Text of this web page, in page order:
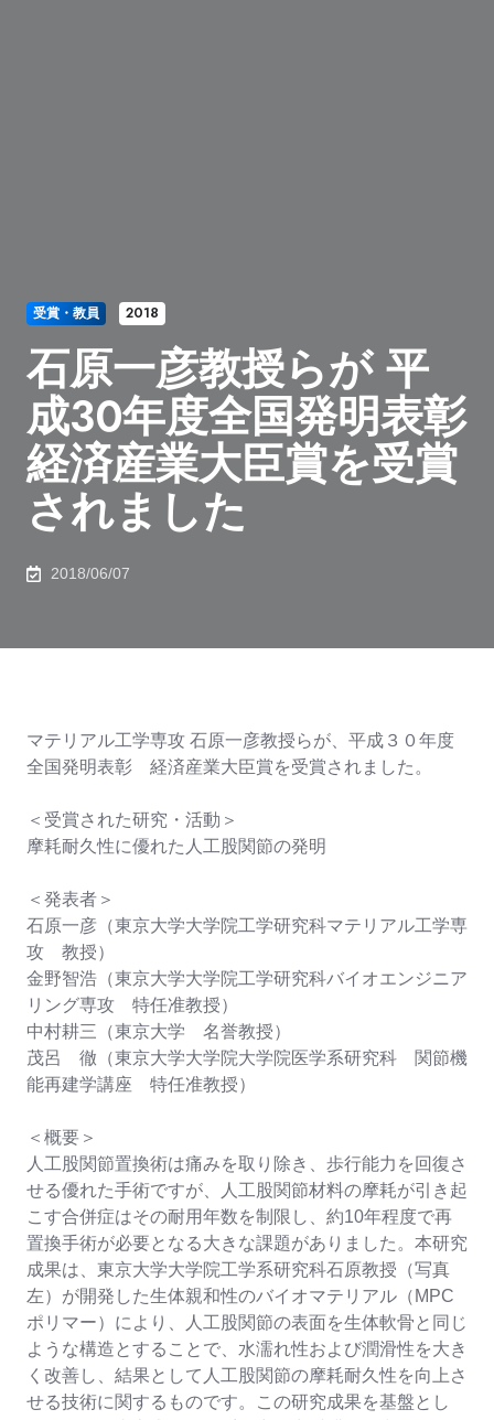
受賞・教員 2018
石原一彦教授らが 平
成３０年度全国発明表彰
経済産業大臣賞を受賞
されました
2018/06/07
マテリアル工学専攻 石原一彦教授らが、平成３０年度
全国発明表彰 経済産業大臣賞を受賞されました。
＜受賞された研究・活動＞
摩耗耐久性に優れた人工股関節の発明
＜発表者＞
石原一彦（東京大学大学院工学研究科マテリアル工学専
攻 教授）
金野智浩（東京大学大学院工学研究科バイオエンジニア
リング専攻 特任准教授）
中村耕三（東京大学 名誉教授）
茂呂 徹（東京大学大学院大学院医学系研究科 関節機
能再建学講座 特任准教授）
＜概要＞
人工股関節置換術は痛みを取り除き、歩行能力を回復さ
せる優れた手術ですが、人工股関節材料の摩耗が引き起
こす合併症はその耐用年数を制限し、約10年程度で再
置換手術が必要となる大きな課題がありました。本研究
成果は、東京大学大学院工学系研究科石原教授（写真
左）が開発した生体親和性のバイオマテリアル（MPC
ポリマー）により、人工股関節の表面を生体軟骨と同じ
ような構造とすることで、水濡れ性および潤滑性を大き
く改善し、結果として人工股関節の摩耗耐久性を向上さ
せる技術に関するものです。この研究成果を基盤とし